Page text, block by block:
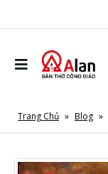
Trang Chủ » Blog »